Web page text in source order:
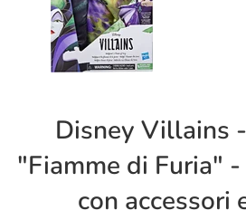
Disney Villains
"Fiamme di Furia"
con accessori